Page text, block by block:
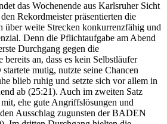
das Wochenende aus Karlsruher Sicht
Rekordmeister präsentierten die
weite Strecken konkurrenzfähig und
Denn die Pflichtaufgabe am Abend
Durchgang gegen die
bereits an, dass es kein Selbstläufer
mutig, nutzte seine Chancen
blieb ruhig und setzte sich vor allem in
ab (25:21). Auch im zweiten Satz
ehe gute Angriffslösungen und
Ausschlag zugunsten der BADEN